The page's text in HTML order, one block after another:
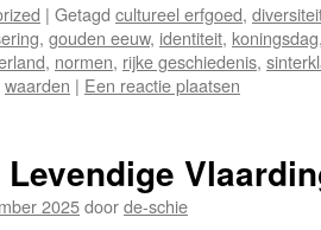
| Getagd cultureel erfgoed,
, gouden eeuw, identiteit, koningsdag
, normen, rijke geschiedenis,
waarden | Een reactie plaatsen
2025doorde-schie